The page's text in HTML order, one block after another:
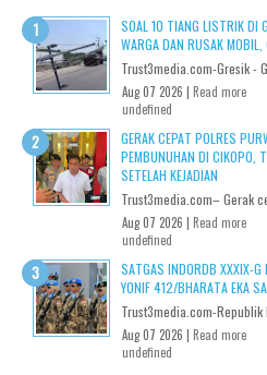
SOAL 10 TIANG LISTRIK DI
WARGA DAN RUSAK
Trust3media.com-Gresik -
Aug 07 2026 | Read more
undefined
GERAK CEPAT POLRES
PEMBUNUHAN DI CIKOPO,
SETELAH KEJADIAN
Trust3media.com– Gerak
Aug 07 2026 | Read more
undefined
SATGAS INDORDB XXXIX-G
YONIF 412/BHARATA EKA
Trust3media.com-Republik
Aug 07 2026 | Read more
undefined